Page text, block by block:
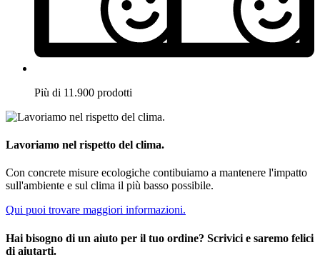
Più di 11.900 prodotti
Lavoriamo nel rispetto del clima.
Con concrete misure ecologiche contibuiamo a mantenere l'impatto
sull'ambiente e sul clima il più basso possibile.
Qui puoi trovare maggiori informazioni.
Hai bisogno di un aiuto per il tuo ordine? Scrivici e saremo felici
di aiutarti.